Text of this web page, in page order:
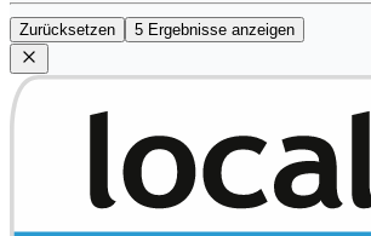
Zurücksetzen 5 Ergebnisse anzeigen